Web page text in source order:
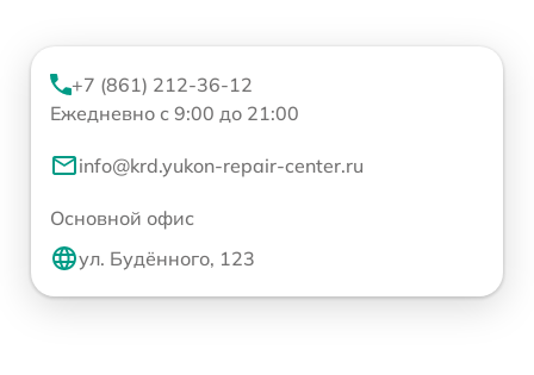
+7 (861) 212-36-12
Ежедневно с 9:00 до 21:00
info@krd.yukon-repair-center.ru
Основной офис
ул. Будённого, 123